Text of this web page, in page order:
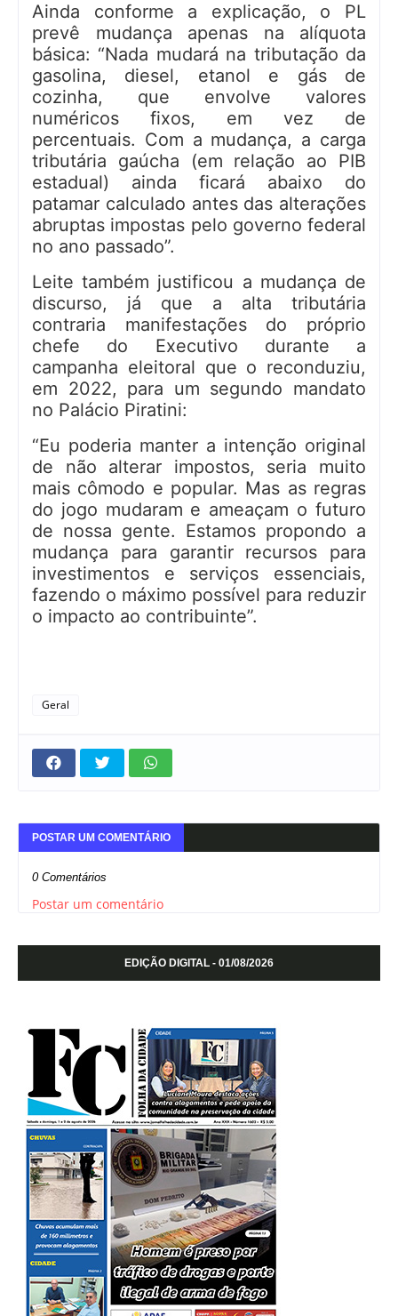
Ainda conforme a explicação, o PL
prevê mudança apenas na alíquota
básica: “Nada mudará na tributação da
gasolina, diesel, etanol e gás de
cozinha, que envolve valores
numéricos fixos, em vez de
percentuais. Com a mudança, a carga
tributária gaúcha (em relação ao PIB
estadual) ainda ficará abaixo do
patamar calculado antes das alterações
abruptas impostas pelo governo federal
no ano passado”.
Leite também justificou a mudança de
discurso, já que a alta tributária
contraria manifestações do próprio
chefe do Executivo durante a
campanha eleitoral que o reconduziu,
em 2022, para um segundo mandato
no Palácio Piratini:
“Eu poderia manter a intenção original
de não alterar impostos, seria muito
mais cômodo e popular. Mas as regras
do jogo mudaram e ameaçam o futuro
de nossa gente. Estamos propondo a
mudança para garantir recursos para
investimentos e serviços essenciais,
fazendo o máximo possível para reduzir
o impacto ao contribuinte”.
Geral
POSTAR UM COMENTÁRIO
0 Comentários
Postar um comentário
EDIÇÃO DIGITAL - 01/08/2026